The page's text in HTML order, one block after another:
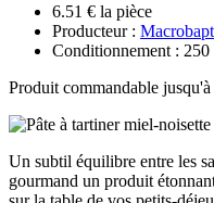
6.51 € la pièce
Producteur : Macrobapt
Conditionnement : 250
Produit commandable jusqu'à
Un subtil équilibre entre les
gourmand un produit